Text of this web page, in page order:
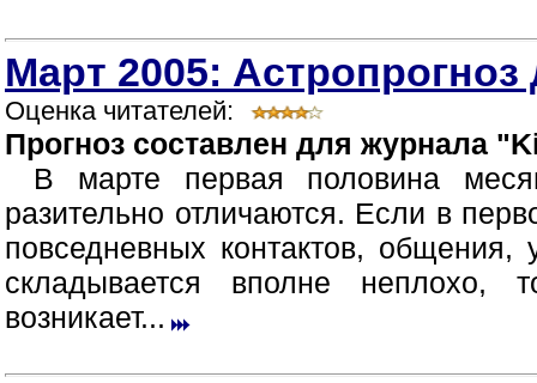
Март 2005: Астропрогноз
Оценка читателей:
Прогноз составлен для журнала
В марте первая половина
разительно отличаются. Если в
повседневных контактов,
складывается вполне неплохо,
возникает...